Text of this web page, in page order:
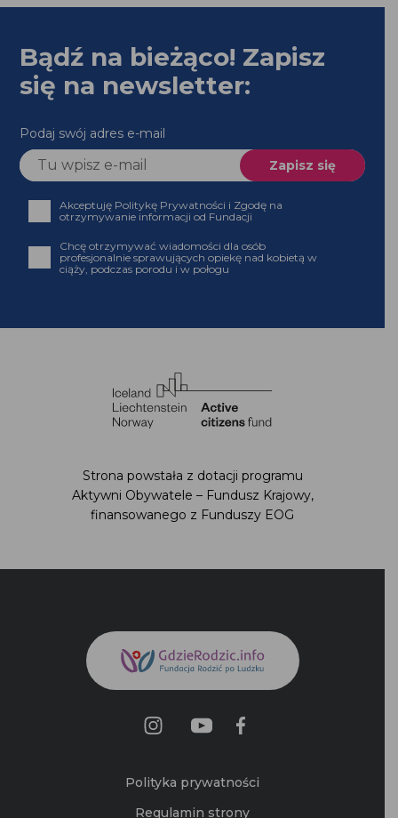
Bądź na bieżąco! Zapisz
się na newsletter:
Podaj swój adres e-mail
Akceptuję Politykę Prywatności i Zgodę na
otrzymywanie informacji od Fundacji
Chcę otrzymywać wiadomości dla osób
profesjonalnie sprawujących opiekę nad kobietą w
ciąży, podczas porodu i w połogu
Strona powstała z dotacji programu
Aktywni Obywatele – Fundusz Krajowy,
finansowanego z Funduszy EOG
Polityka prywatności
Regulamin strony